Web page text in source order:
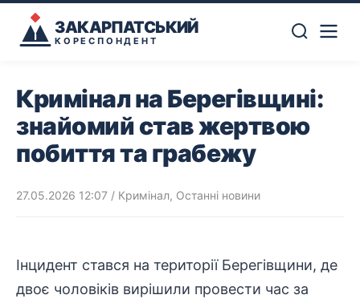
ЗАКАРПАТСЬКИЙ
КОРЕСПОНДЕНТ
Кримінал на Берегівщині:
знайомий став жертвою
побиття та грабежу
27.05.2026 12:07 / Кримінал, Останні новини
Інцидент стався на території Берегівщини, де
двоє чоловіків вирішили провести час за